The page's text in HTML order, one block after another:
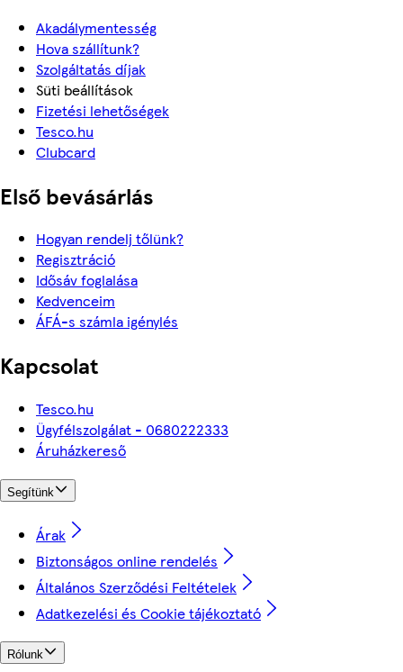
Akadálymentesség
Hova szállítunk?
Szolgáltatás díjak
Süti beállítások
Fizetési lehetőségek
Tesco.hu
Clubcard
Első bevásárlás
Hogyan rendelj tőlünk?
Regisztráció
Idősáv foglalása
Kedvenceim
ÁFÁ-s számla igénylés
Kapcsolat
Tesco.hu
Ügyfélszolgálat - 0680222333
Áruházkereső
Segítünk
Árak
Biztonságos online rendelés
Általános Szerződési Feltételek
Adatkezelési és Cookie tájékoztató
Rólunk